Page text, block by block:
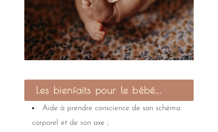
Les bienfaits pour le bébé...
Aide à prendre conscience de son schéma
corporel et de son axe ;